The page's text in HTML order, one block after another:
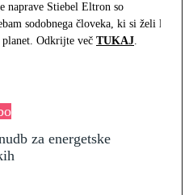
naprave Stiebel Eltron so
sodobnega človeka, ki si želi le
Odkrijte več TUKAJ.